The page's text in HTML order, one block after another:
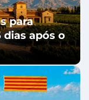
para
dias após o